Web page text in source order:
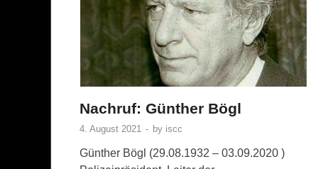
Nachruf: Günther Bögl
4. August 2021 - by iscc
Günther Bögl (29.08.1932 – 03.09.2020 )